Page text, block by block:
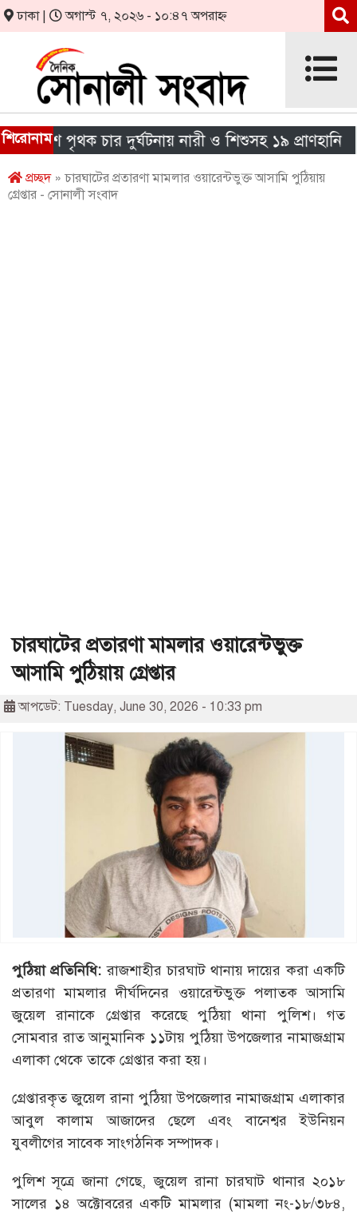
ঢাকা | অগাস্ট ৭, ২০২৬ - ১০:৪৭ অপরাহ্ন
শিরোনামপৃথক চার দুর্ঘটনায় নারী ও শিশুসহ ১৯ প্রাণহানি
প্রচ্ছদ» চারঘাটের প্রতারণা মামলার ওয়ারেন্টভুক্ত আসামি পুঠিয়ায়
গ্রেপ্তার - সোনালী সংবাদ
চারঘাটের প্রতারণা মামলার ওয়ারেন্টভুক্ত
আসামি পুঠিয়ায় গ্রেপ্তার
আপডেট: Tuesday, June 30, 2026 - 10:33 pm
পুঠিয়া প্রতিনিধি: রাজশাহীর চারঘাট থানায় দায়ের করা একটি
প্রতারণা মামলার দীর্ঘদিনের ওয়ারেন্টভুক্ত পলাতক আসামি
জুয়েল রানাকে গ্রেপ্তার করেছে পুঠিয়া থানা পুলিশ। গত
সোমবার রাত আনুমানিক ১১টায় পুঠিয়া উপজেলার নামাজগ্রাম
এলাকা থেকে তাকে গ্রেপ্তার করা হয়।
গ্রেপ্তারকৃত জুয়েল রানা পুঠিয়া উপজেলার নামাজগ্রাম এলাকার
আবুল কালাম আজাদের ছেলে এবং বানেশ্বর ইউনিয়ন
যুবলীগের সাবেক সাংগঠনিক সম্পাদক।
পুলিশ সূত্রে জানা গেছে, জুয়েল রানা চারঘাট থানার ২০১৮
সালের ১৪ অক্টোবরের একটি মামলার (মামলা নং-১৮/৩৮৪,